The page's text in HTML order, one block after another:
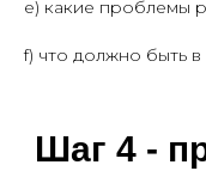
e) какие проблемы
f) что должно быть в
Шаг 4 -